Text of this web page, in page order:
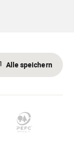
Alle speichern